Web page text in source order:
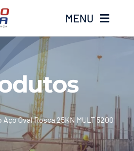
MENU
Oval Rosca 25KN MULT 5200